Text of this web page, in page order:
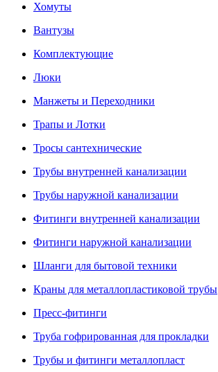
Хомуты
Вантузы
Комплектующие
Люки
Манжеты и Переходники
Трапы и Лотки
Тросы сантехнические
Трубы внутренней канализации
Трубы наружной канализации
Фитинги внутренней канализации
Фитинги наружной канализации
Шланги для бытовой техники
Краны для металлопластиковой трубы
Пресс-фитинги
Труба гофрированная для прокладки
Трубы и фитинги металлопласт